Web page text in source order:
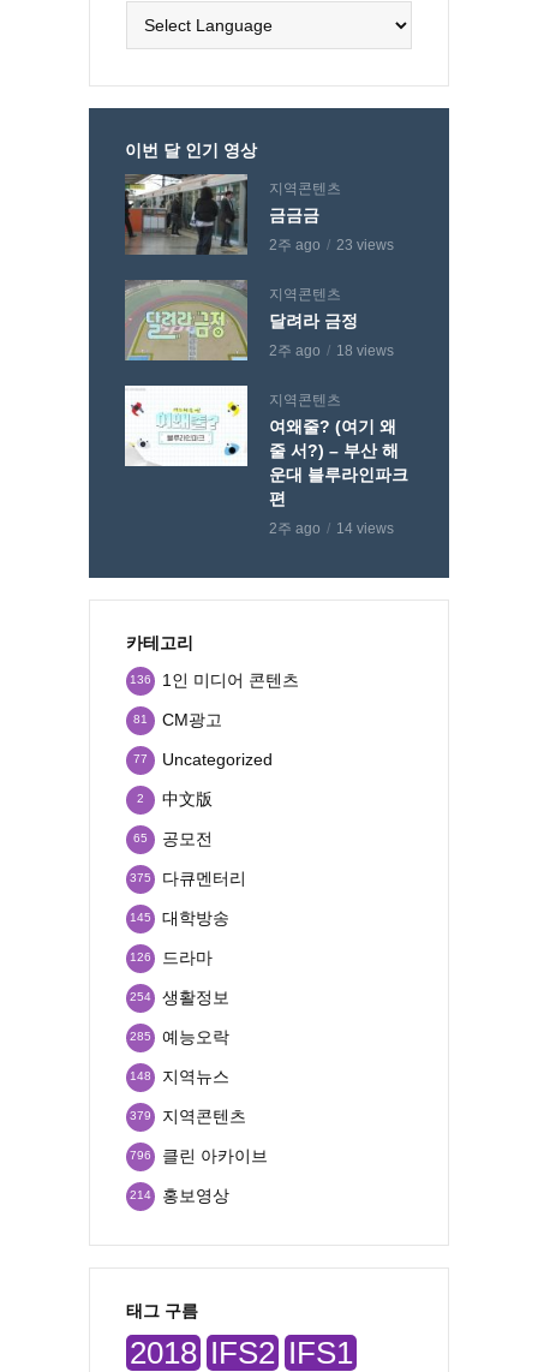
이번 달 인기 영상
지역콘텐츠
금금금
2주 ago 23 views
지역콘텐츠
달려라 금정
2주 ago 18 views
지역콘텐츠
여왜줄? (여기 왜
줄 서?) – 부산 해
운대 블루라인파크
편
2주 ago 14 views
카테고리
1인 미디어 콘텐츠
136
CM광고
81
Uncategorized
77
中文版
2
공모전
65
다큐멘터리
375
대학방송
145
드라마
126
생활정보
254
예능오락
285
지역뉴스
148
지역콘텐츠
379
클린 아카이브
796
홍보영상
214
태그 구름
2018 IFS2 IFS1